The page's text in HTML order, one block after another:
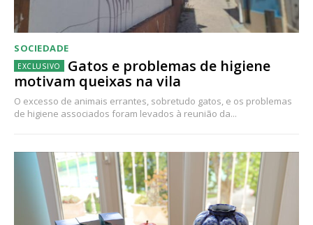
SOCIEDADE
Gatos e problemas de higiene
motivam queixas na vila
O excesso de animais errantes, sobretudo gatos, e os problemas
de higiene associados foram levados à reunião da...